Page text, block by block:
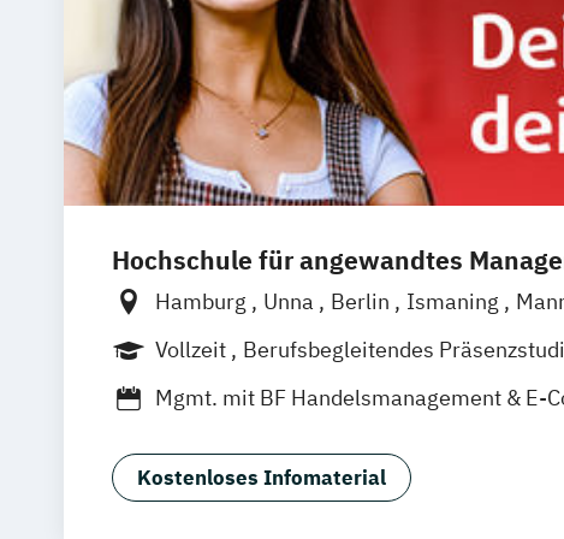
Hochschule für angewandtes
Hamburg Unna Berlin Ismaning
Frankfurt
Hannover Leipzig Düsseldorf
Nürnberg
Stuttgart
Vollzeit
Berufsbegleitendes
Duales Studium
Mgmt. mit BF Handelsmanagement & E-
Kostenloses Infomaterial